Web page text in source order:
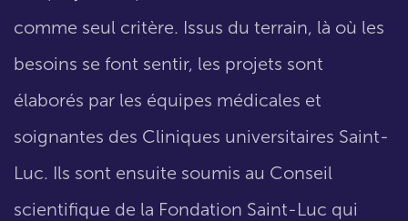
comme seul critère. Issus du terrain, là où les
besoins se font sentir, les projets sont
élaborés par les équipes médicales et
soignantes des Cliniques universitaires Saint-
Luc. Ils sont ensuite soumis au Conseil
scientifique de la Fondation Saint-Luc qui